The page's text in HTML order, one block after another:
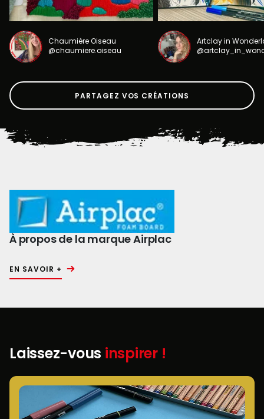
Chaumière Oiseau
@chaumiere.oiseau
Artclay in
PARTAGEZ VOS CRÉATIONS
À propos de la marque Airplac
EN SAVOIR +
Laissez-vous inspirer !